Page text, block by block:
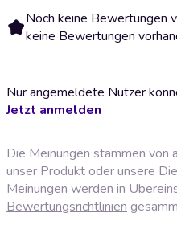
Noch keine Bewertungen
keine Bewertungen
Nur angemeldete Nutzer
Jetzt anmelden
Die Meinungen stammen von
unser Produkt oder unsere
Meinungen werden in
Bewertungsrichtlinien